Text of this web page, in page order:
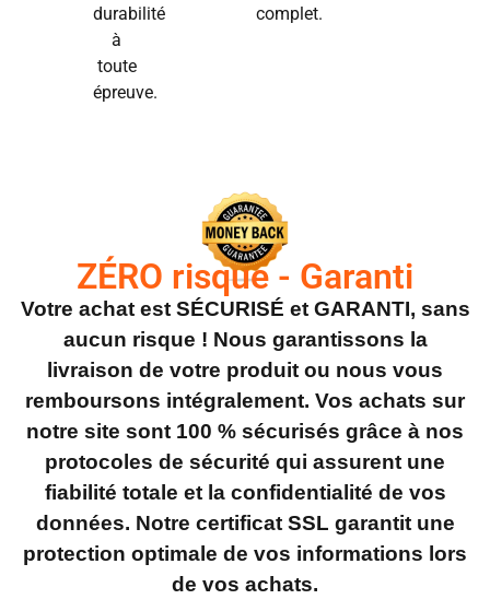
durabilité
à
toute
épreuve.
complet.
ZÉRO risque - Garanti
Votre achat est SÉCURISÉ et GARANTI, sans
aucun risque ! Nous garantissons la
livraison de votre produit ou nous vous
remboursons intégralement. Vos achats sur
notre site sont 100 % sécurisés grâce à nos
protocoles de sécurité qui assurent une
fiabilité totale et la confidentialité de vos
données. Notre certificat SSL garantit une
protection optimale de vos informations lors
de vos achats.